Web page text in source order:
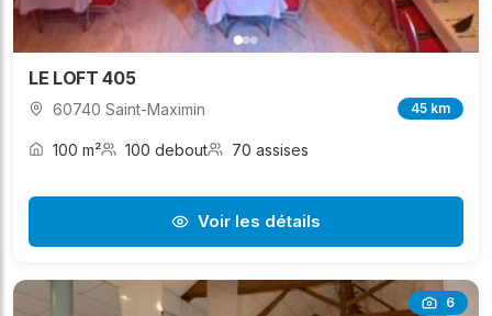
LE LOFT 405
60740 Saint-Maximin 45 km
100 m² 100 debout 70 assises
Voir les détails
6